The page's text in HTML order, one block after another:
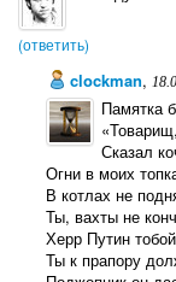
(ответить)
clockman,
Памятка
Сказал
Огни в моих
В котлах не
Ты, вахты не
Херр Путин
Ты к прапору